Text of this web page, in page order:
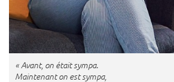
« Avant, on était sympa.
Maintenant on est sympa,